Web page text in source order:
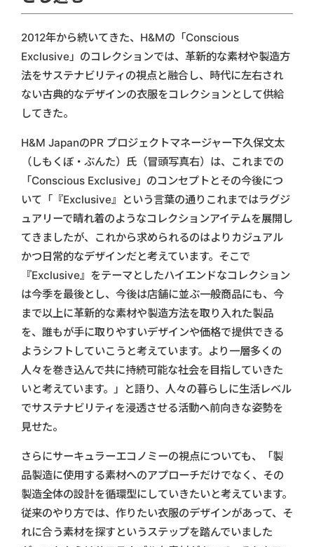
2012年から続いてきた、H&Mの「Conscious
Exclusive」のコレクションでは、革新的な素材や製造方
法をサステナビリティの視点と融合し、時代に左右され
ない古典的なデザインの衣服をコレクションとして供給
してきた。
H&M JapanのPR プロジェクトマネージャー下久保文太
（しもくぼ・ぶんた）氏（冒頭写真右）は、これまでの
「Conscious Exclusive」のコンセプトとその今後につ
いて「『Exclusive』という言葉の通りこれまではラグジ
ュアリーで晴れ着のようなコレクションアイテムを展開し
てきましたが、これから求められるのはよりカジュアル
かつ日常的なデザインだと考えています。そこで
『Exclusive』をテーマとしたハイエンドなコレクション
は今季を最後とし、今後は店舗に並ぶ一般商品にも、今
まで以上に革新的な素材や製造方法を取り入れた製品
を、誰もが手に取りやすいデザインや価格で提供できる
ようシフトしていこうと考えています。より一層多くの
人々を巻き込んで共に持続可能な社会を目指していきた
いと考えています。」と語り、人々の暮らしに生活レベル
でサステナビリティを浸透させる活動へ前向きな姿勢を
見せた。
さらにサーキュラーエコノミーの視点についても、「製
品製造に使用する素材へのアプローチだけでなく、その
製造全体の設計を循環型にしていきたいと考えています。
従来のやり方では、作りたい衣服のデザインがあって、そ
れに合う素材を探すというステップを踏んでいました